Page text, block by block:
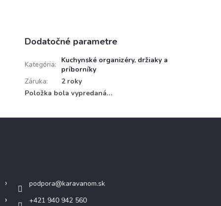
Dodatočné parametre
Kategória:
Kuchynské organizéry, držiaky a
príborníky
Záruka:
2 roky
Položka bola vypredaná…
podpora@karavanom.sk
+421 940 942 560